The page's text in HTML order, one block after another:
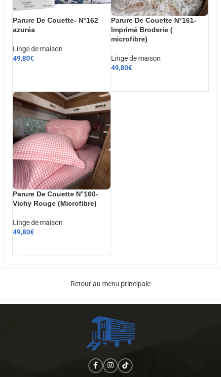
Parure De Couette- N°162
azuréa
Linge de maison
49,80€
Parure De Couette N°161-
Imprimé Broderie (
microfibre)
Linge de maison
49,80€
Parure De Couette N°160-
Vichy Rouge (Microfibre)
Linge de maison
49,80€
Retour au menu principale